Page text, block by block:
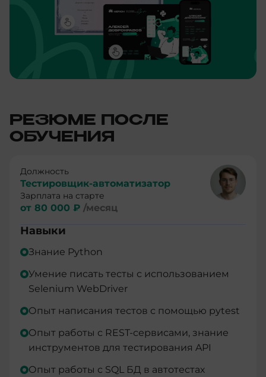
РЕЗЮМЕ ПОСЛЕ
ОБУЧЕНИЯ
Должность
Тестировщик-автоматизатор
Зарплата на старте
от 80 000 ₽ /месяц
Навыки
Знание Python
Умение писать тесты с использованием
Selenium WebDriver
Опыт написания тестов с помощью pytest
Опыт работы с REST-сервисами, знание
инструментов для тестирования API
Опыт работы с SQL БД в автотестах